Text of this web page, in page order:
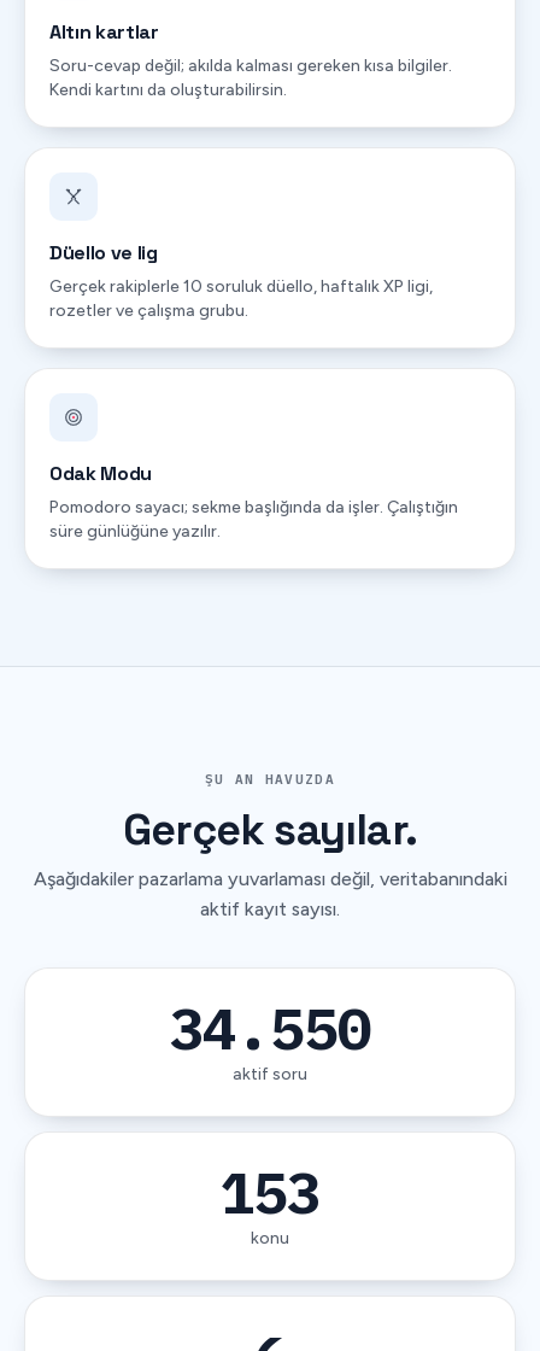
Altın kartlar
Soru-cevap değil; akılda kalması gereken kısa bilgiler.
Kendi kartını da oluşturabilirsin.
Düello ve lig
Gerçek rakiplerle 10 soruluk düello, haftalık XP ligi,
rozetler ve çalışma grubu.
Odak Modu
Pomodoro sayacı; sekme başlığında da işler. Çalıştığın
süre günlüğüne yazılır.
ŞU AN HAVUZDA
Gerçeksayılar.
Aşağıdakiler pazarlama yuvarlaması değil, veritabanındaki
aktif kayıt sayısı.
34.550
aktif soru
153
konu